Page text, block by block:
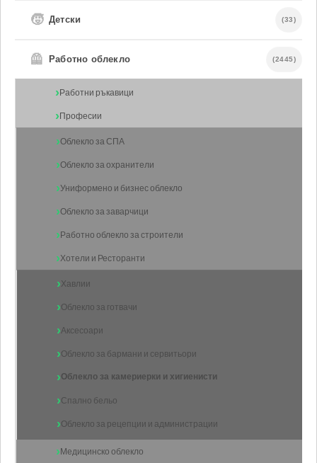
🧒 Детски (33)
🦺 Работно облекло (2445)
Работни ръкавици
Професии
Облекло за СПА
Облекло за охранители
Униформено и бизнес облекло
Облекло за заварчици
Работно облекло за строители
Хотели и Ресторанти
Хавлии
Облекло за готвачи
Аксесоари
Облекло за бармани и сервитьори
Облекло за камериерки и хигиенисти
Спално бельо
Облекло за рецепции и администрации
Медицинско облекло